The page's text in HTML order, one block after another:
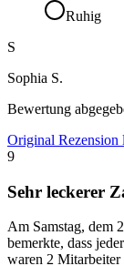
Ruhig
S
Sophia S.
Bewertung
Original Rezension
9
Sehr leckerer
Am Samstag, dem
bemerkte, dass
waren 2 Mitarbeiter